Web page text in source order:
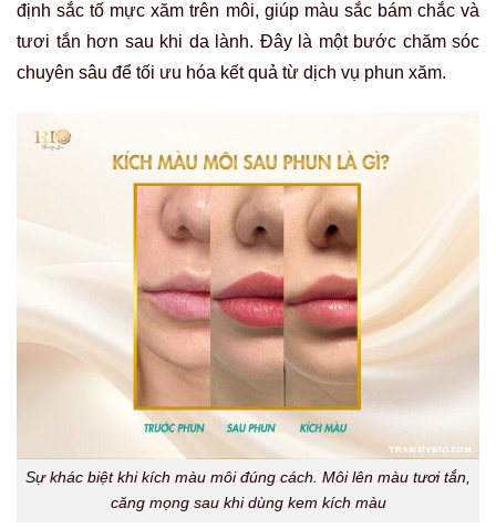
định sắc tố mực xăm trên môi, giúp màu sắc bám chắc và
tươi tắn hơn sau khi da lành. Đây là một bước chăm sóc
chuyên sâu để tối ưu hóa kết quả từ dịch vụ phun xăm.
Sự khác biệt khi kích màu môi đúng cách. Môi lên màu tươi tắn,
căng mọng sau khi dùng kem kích màu